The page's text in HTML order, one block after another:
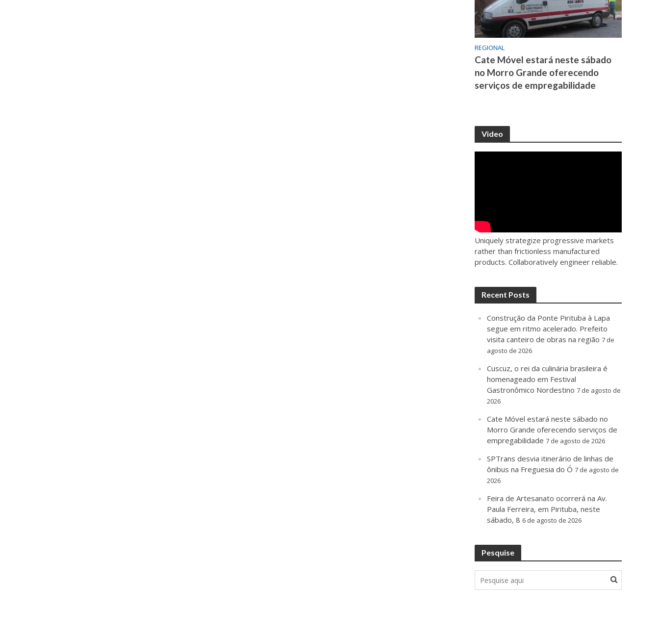
REGIONAL
Cate Móvel estará neste sábado
no Morro Grande oferecendo
serviços de empregabilidade
Video
Uniquely strategize progressive markets
rather than frictionless manufactured
products. Collaboratively engineer reliable.
Recent Posts
Construção da Ponte Pirituba à Lapa
segue em ritmo acelerado. Prefeito
visita canteiro de obras na região 7 de
agosto de 2026
Cuscuz, o rei da culinária brasileira é
homenageado em Festival
Gastronômico Nordestino 7 de agosto de
2026
Cate Móvel estará neste sábado no
Morro Grande oferecendo serviços de
empregabilidade 7 de agosto de 2026
SPTrans desvia itinerário de linhas de
ônibus na Freguesia do Ó 7 de agosto de
2026
Feira de Artesanato ocorrerá na Av.
Paula Ferreira, em Pirituba, neste
sábado, 8 6 de agosto de 2026
Pesquise